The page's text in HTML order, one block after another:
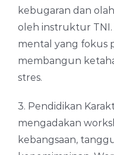
kebugaran dan
oleh instruktur TNI.
mental yang fokus
membangun
stres.
3. Pendidikan
mengadakan
kebangsaan,